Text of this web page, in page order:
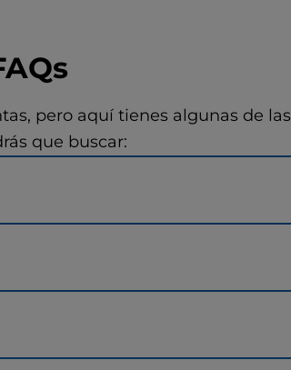
pero aquí tienes algunas de las
que buscar: